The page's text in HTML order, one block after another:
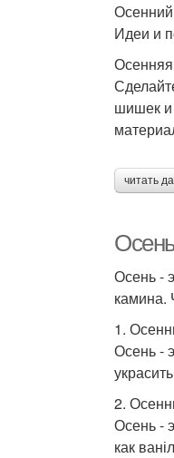
Идеи и
шишек и
читать
Осень -
камина.
1.
Осень -
2.
Осень -
как